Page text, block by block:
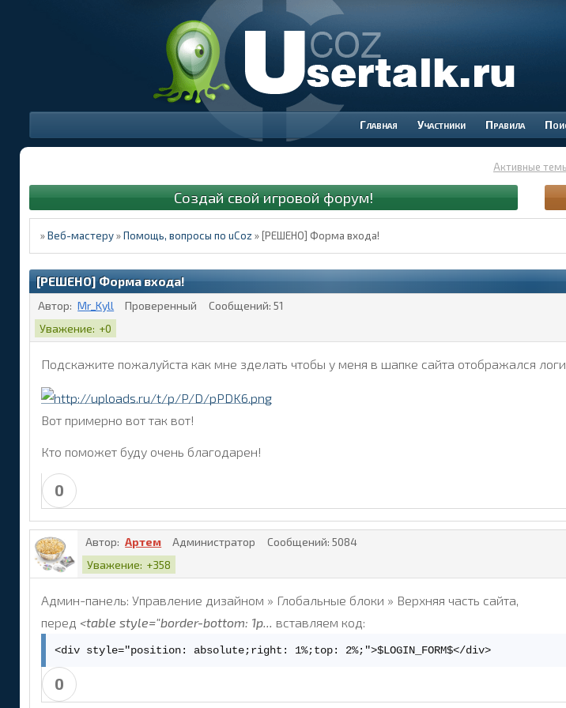
Участники Правила
Активные
Создай свой игровой форум!
»Веб-мастеру »Помощь, вопросы по uCoz » [РЕШЕНО] Форма входа!
[РЕШЕНО] Форма входа!
Автор: Mr_Kyll Проверенный Сообщений: 51
Уважение: +0
Подскажите пожалуйста как мне зделать чтобы у меня в шапке сайта отображался
Вот примерно вот так вот!
Кто поможет буду очень благодарен!
0
Автор: Артем Администратор Сообщений: 5084
Уважение: +358
Админ-панель: Управление дизайном » Глобальные блоки » Верхняя часть сайта,
перед <table style="border-bottom: 1p... вставляем код:
<div style="position: absolute;right: 1%;top: 2%;">$LOGIN_FORM$</div>
0